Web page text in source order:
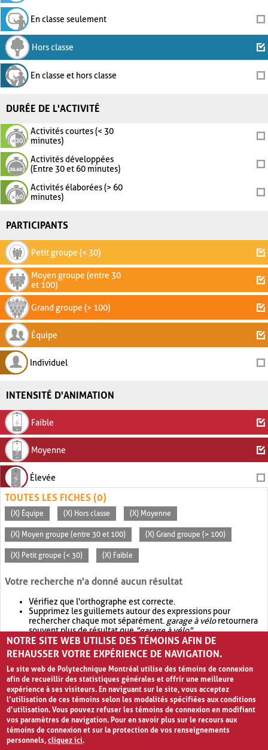
En classe seulement
Hors classe
En classe et hors classe
DURÉE DE L'ACTIVITÉ
Activités courtes (< 30
minutes)
Activités développées
(Entre 30 et 60 minutes)
Activités élaborées (> 60
minutes)
PARTICIPANTS
Petit groupe (< 30)
Moyen groupe (entre 30
et 100)
Grand groupe (> 100)
Équipe
Individuel
INTENSITÉ D'ANIMATION
Faible
Moyenne
Élevée
TOUTES LES FICHES (0)
(X) Équipe (X) Hors classe (X) Moyenne
(X) Moyen groupe (entre 30 et 100) (X) Grand groupe (> 100)
(X) Petit groupe (< 30) (X) Faible
Votre recherche n'a donné aucun résultat
Vérifiez que l'orthographe est correcte.
Supprimez les guillemets autour des expressions pour
rechercher chaque mot séparément. garage à véloretournera
souvent plus de résultat que"garage à vélo".
Envisagez d'élargir votre recherche avec OR.garage OR vélo
retournera souvent plus de résultat quegarage à vélo
NOTRE SITE WEB UTILISE DES TÉMOINS AFIN DE
REHAUSSER VOTRE EXPÉRIENCE DE NAVIGATION.
Le site web de Polytechnique Montréal utilise des témoins de connexion
afin de recueillir des statistiques générales et offrir une meilleure
expérience à ses visiteurs. En naviguant sur le site, vous acceptez
l’utilisation de ces témoins selon les modalités spécifiées aux conditions
d’utilisation. Vous pouvez refuser les témoins de connexion en modifiant
vos paramètres de navigation. Pour en savoir plus sur le recours aux
témoins de connexion et sur la protection de vos renseignements
personnels,cliquez ici.